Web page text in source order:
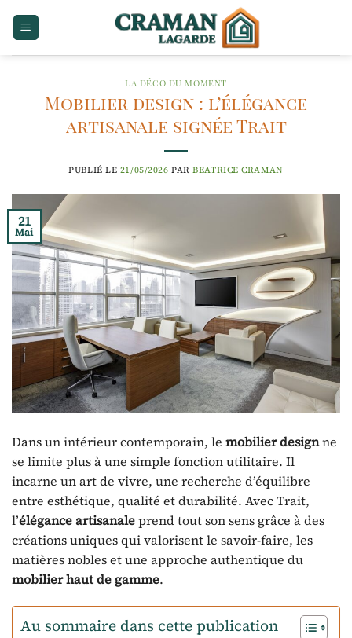
LA DÉCO DU MOMENT
Mobilier design : l’élégance
artisanale signée Trait
PUBLIÉ LE 21/05/2026 PARBEATRICE CRAMAN
21
Mai
Dans un intérieur contemporain, le mobilier designne
se limite plus à une simple fonction utilitaire. Il
incarne un art de vivre, une recherche d’équilibre
entre esthétique, qualité et durabilité. Avec Trait,
l’élégance artisanaleprend tout son sens grâce à des
créations uniques qui valorisent le savoir-faire, les
matières nobles et une approche authentique du
mobilier haut de gamme.
Au sommaire dans cette publication